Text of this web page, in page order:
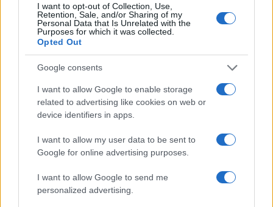
I want to opt-out of Collection, Use,
Retention, Sale, and/or Sharing of my
Personal Data that Is Unrelated with the
Purposes for which it was collected.
Opted Out
Google consents
I want to allow Google to enable storage
related to advertising like cookies on web or
device identifiers in apps.
I want to allow my user data to be sent to
Google for online advertising purposes.
I want to allow Google to send me
personalized advertising.
Brent cae un 8.3% y arrastra a las materias primas en agosto
Lucía Herrera · 6 Ago 2026